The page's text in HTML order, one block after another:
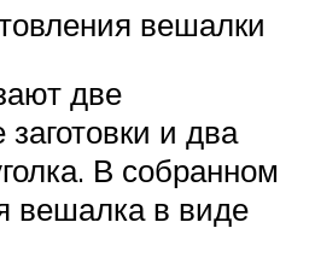
вешалки
две
и два
В собранном
вешалка в виде